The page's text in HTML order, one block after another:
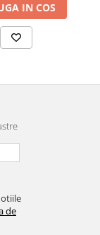
IN COS
de